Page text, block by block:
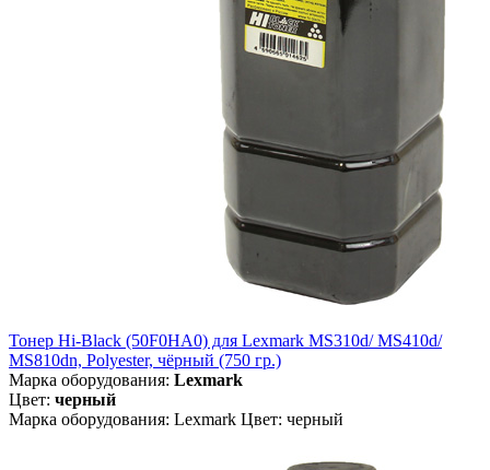
Тонер Hi-Black (50F0HA0) для Lexmark MS310d/ MS410d/
MS810dn, Polyester, чёрный (750 гр.)
Марка оборудования: Lexmark
Цвет: черный
Марка оборудования: Lexmark Цвет: черный